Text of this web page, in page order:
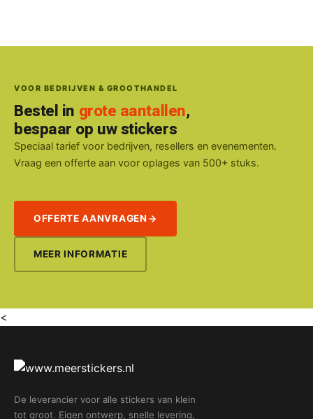
VOOR BEDRIJVEN & GROOTHANDEL
Bestel in grote aantallen,
bespaar op uw stickers
Speciaal tarief voor bedrijven, resellers en evenementen.
Vraag een offerte aan voor oplages van 500+ stuks.
OFFERTE AANVRAGEN
MEER INFORMATIE
<
De leverancier voor alle stickers van klein
tot groot. Eigen ontwerp, snelle levering,